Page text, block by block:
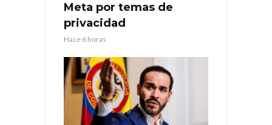
Meta por temas de
privacidad
Hace 6 horas